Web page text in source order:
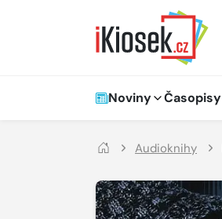
Hlavní navigace
Noviny Časopisy
Audioknihy